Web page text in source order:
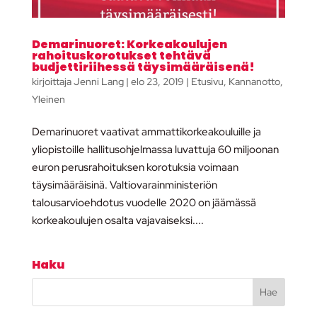
Demarinuoret: Korkeakoulujen
rahoituskorotukset tehtävä
budjettiriihessä täysimääräisenä!
kirjoittajaJenni Lang| elo 23, 2019 | Etusivu, Kannanotto,
Yleinen
Demarinuoret vaativat ammattikorkeakouluille ja
yliopistoille hallitusohjelmassa luvattuja 60 miljoonan
euron perusrahoituksen korotuksia voimaan
täysimääräisinä. Valtiovarainministeriön
talousarvioehdotus vuodelle 2020 on jäämässä
korkeakoulujen osalta vajavaiseksi....
Haku